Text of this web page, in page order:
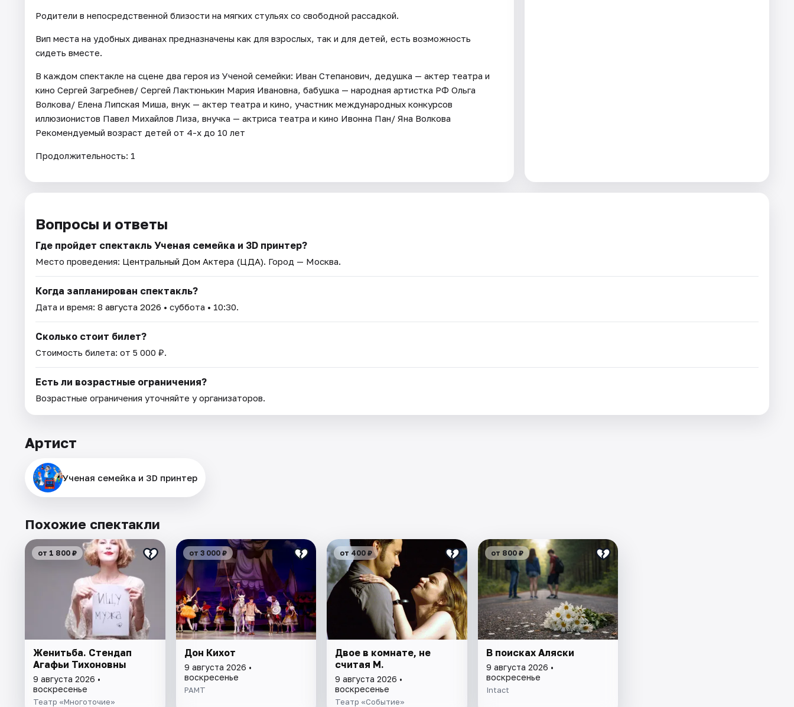
Родители в непосредственной близости на мягких стульях со свободной рассадкой.
Вип места на удобных диванах предназначены как для взрослых, так и для детей, есть возможность
сидеть вместе.
В каждом спектакле на сцене два героя из Ученой семейки: Иван Степанович, дедушка — актер театра и
кино Сергей Загребнев/ Сергей Лактюнькин Мария Ивановна, бабушка — народная артистка РФ Ольга
Волкова/ Елена Липская Миша, внук — актер театра и кино, участник международных конкурсов
иллюзионистов Павел Михайлов Лиза, внучка — актриса театра и кино Ивонна Пан/ Яна Волкова
Рекомендуемый возраст детей от 4-х до 10 лет
Продолжительность: 1
Вопросы и ответы
Где пройдет спектакль Ученая семейка и 3D принтер?
Место проведения: Центральный Дом Актера (ЦДА). Город — Москва.
Когда запланирован спектакль?
Дата и время: 8 августа 2026 • суббота • 10:30.
Сколько стоит билет?
Стоимость билета: от 5 000 ₽.
Есть ли возрастные ограничения?
Возрастные ограничения уточняйте у организаторов.
Артист
Ученая семейка и 3D принтер
Похожие спектакли
от 1 800 ₽
Женитьба. Стендап
Агафьи Тихоновны
9 августа 2026 •
воскресенье
Театр «Многоточие»
от 3 000 ₽
Дон Кихот
9 августа 2026 •
воскресенье
РАМТ
от 400 ₽
Двое в комнате, не
считая М.
9 августа 2026 •
воскресенье
Театр «Событие»
от 800 ₽
В поисках Аляски
9 августа 2026 •
воскресенье
Intact